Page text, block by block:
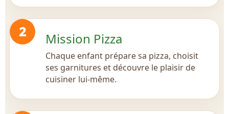
2 Mission Pizza
Chaque enfant prépare sa pizza, choisit
ses garnitures et découvre le plaisir de
cuisiner lui-même.